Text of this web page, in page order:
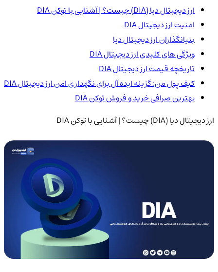
ارز دیجیتال دیا (DIA) چیست؟ | آشنایی با توکن DIA
امنیت ارز دیجیتال DIA
بنیانگذاران ارز دیجیتال دیا
ویژگی های کلیدی ارز دیجیتال DIA
تاریخچه قیمت ارز دیجیتال DIA
کیف پول من: گزینه ایده آل برای نگهداری امن ارز دیجیتال DIA
بهترین صرافی خرید و فروش توکن DIA
ارز دیجیتال دیا (DIA) چیست؟ | آشنایی با توکن DIA